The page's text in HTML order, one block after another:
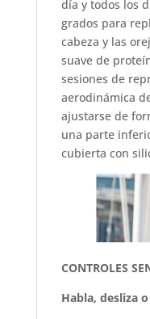
día y todos los
grados para
cabeza y las
suave de
sesiones de
aerodinámica
ajustarse de
una parte
cubierta con
CONTROLES
Habla, desliza